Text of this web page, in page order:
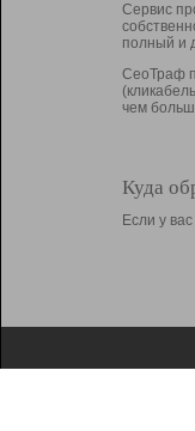
Сервис
полный и
СеоТраф
чем
Куда
Если у